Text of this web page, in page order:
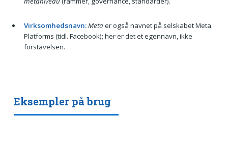
Virksomhedsnavn:Metaer også navnet på selskabet Meta
Platforms (tidl. Facebook); her er det et egennavn, ikke
forstavelsen.
Eksempler på brug